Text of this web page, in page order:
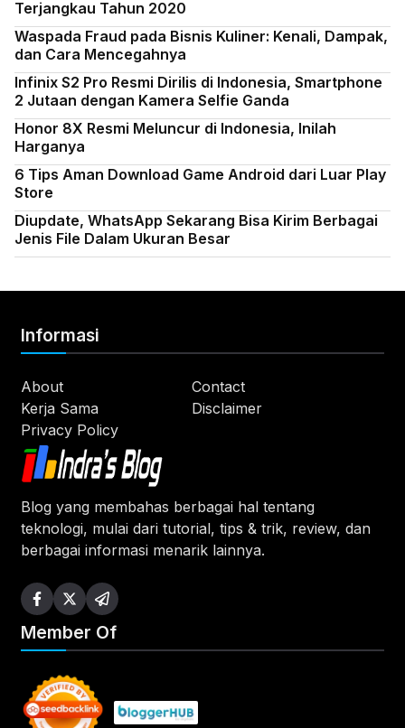
Terjangkau Tahun 2020
Waspada Fraud pada Bisnis Kuliner: Kenali, Dampak,
dan Cara Mencegahnya
Infinix S2 Pro Resmi Dirilis di Indonesia, Smartphone
2 Jutaan dengan Kamera Selfie Ganda
Honor 8X Resmi Meluncur di Indonesia, Inilah
Harganya
6 Tips Aman Download Game Android dari Luar Play
Store
Diupdate, WhatsApp Sekarang Bisa Kirim Berbagai
Jenis File Dalam Ukuran Besar
Blog yang membahas berbagai hal tentang
teknologi, mulai dari tutorial, tips & trik, review, dan
berbagai informasi menarik lainnya.
Informasi
About
Contact
Kerja Sama
Disclaimer
Privacy Policy
Member Of